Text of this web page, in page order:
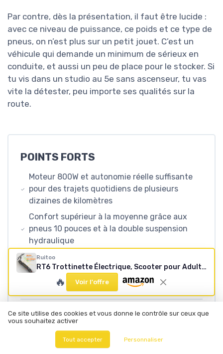
Par contre, dès la présentation, il faut être lucide :
avec ce niveau de puissance, ce poids et ce type de
pneus, on n’est plus sur un petit jouet. C’est un
véhicule qui demande un minimum de sérieux en
conduite, et aussi un peu de place pour le stocker. Si
tu vis dans un studio au 5e sans ascenseur, tu vas
vite la détester, peu importe ses qualités sur la
route.
POINTS FORTS
Moteur 800W et autonomie réelle suffisante
pour des trajets quotidiens de plusieurs
dizaines de kilomètres
Confort supérieur à la moyenne grâce aux
pneus 10 pouces et à la double suspension
hydraulique
Bon rapport qualité-prix pour ce niveau de
puissance et d’équipement (freins à disque,
clignotants, affichage LCD)
POINTS FAIBLES
Poids élevé (23,5 kg) qui la rend pénible à
porter dans les escaliers ou sur de longues
Ruitoo
RT6 Trottinette Électrique, Scooter pour Adulte, Batterie 48V 15.6Ah, Autonomie Max 50-55KM, Pneus Tout-Terrain 10 Pouces, 3 Mode de Vitesse, Affichage Intelligent, Facile à Plier
🔥 Voir l'offre
Ce site utilise des cookies et vous donne le contrôle sur ceux que
vous souhaitez activer
Tout accepter Personnaliser